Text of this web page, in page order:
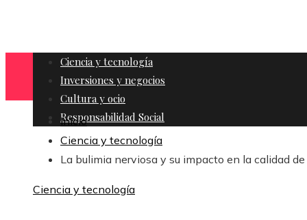
Ciencia y tecnología
Inversiones y negocios
Cultura y ocio
Responsabilidad Social
Inicio
Ciencia y tecnología
La bulimia nerviosa y su impacto en la calidad
Ciencia y tecnología